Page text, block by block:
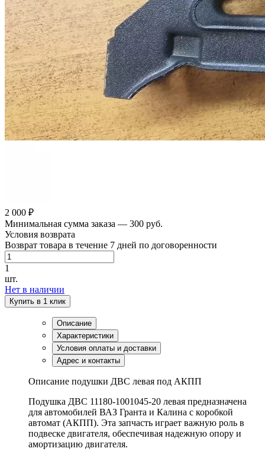
2 000 ₽
Минимальная сумма заказа — 300 руб.
Условия возврата
Возврат товара в течение 7 дней по договоренности
1
шт.
Нет в наличии
Купить в 1 клик
Описание
Характеристики
Условия оплаты и доставки
Адрес и контакты
Описание подушки ДВС левая под АКПП
Подушка ДВС 11180-1001045-20 левая предназначена
для автомобилей ВАЗ Гранта и Калина с коробкой
автомат (АКПП). Эта запчасть играет важную роль в
подвеске двигателя, обеспечивая надежную опору и
амортизацию двигателя.